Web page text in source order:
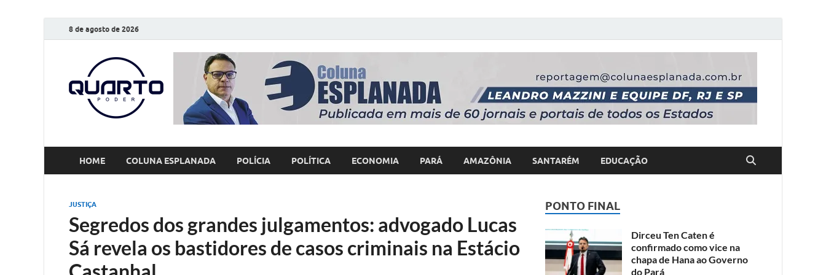
8 de agosto de 2026
O Quarto Poder
Notícias todos os dias
HOME COLUNA ESPLANADA POLÍCIA POLÍTICA ECONOMIA PARÁ AMAZÔNIA SANTARÉM EDUCAÇÃO
JUSTIÇA
Segredos dos grandes julgamentos: advogado Lucas
Sá revela os bastidores de casos criminais na Estácio
PONTO FINAL
Dirceu Ten Caten é
confirmado como vice na
chapa de Hana ao Governo
do Pará